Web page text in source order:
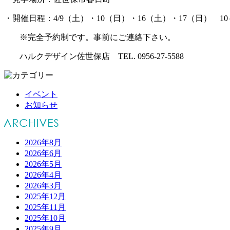
・開催日程：4/9（土）・10（日）・16（土）・17（日） 10
※完全予約制です。事前にご連絡下さい。
ハルクデザイン佐世保店 TEL. 0956-27-5588
イベント
お知らせ
2026年8月
2026年6月
2026年5月
2026年4月
2026年3月
2025年12月
2025年11月
2025年10月